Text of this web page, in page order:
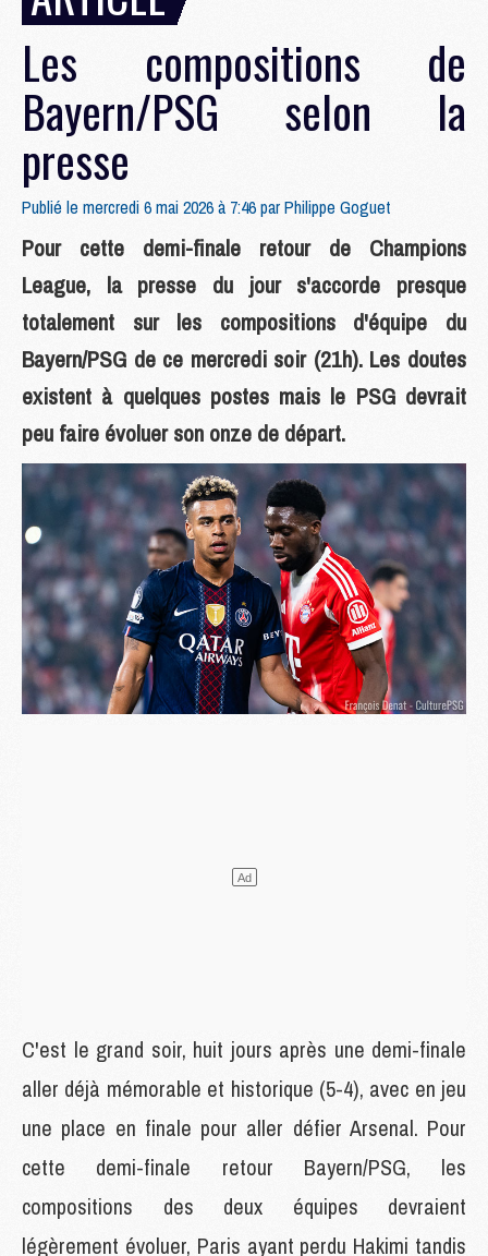
Les compositions de
Bayern/PSG selon la
presse
Publié le mercredi 6 mai 2026 à 7:46 parPhilippe Goguet
Pour cette demi-finale retour de Champions
League, la presse du jour s'accorde presque
totalement sur les compositions d'équipe du
Bayern/PSG de ce mercredi soir (21h). Les doutes
existent à quelques postes mais le PSG devrait
peu faire évoluer son onze de départ.
C'est le grand soir, huit jours après une demi-finale
aller déjà mémorable et historique (5-4), avec en jeu
une place en finale pour aller défier Arsenal. Pour
cette demi-finale retour Bayern/PSG, les
compositions des deux équipes devraient
légèrement évoluer, Paris ayant perdu Hakimi tandis